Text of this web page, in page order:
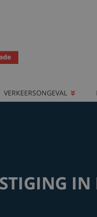
VERKEERSONGEVAL
IN